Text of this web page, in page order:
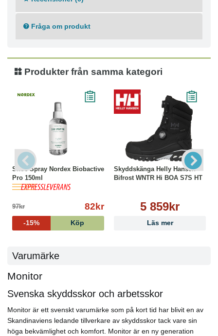
Fråga om produkt
Produkter från samma kategori
Shoe Spray Nordex Biobactive
Pro 150ml
97kr 82kr
-15% Köp
Skyddskänga Helly Hansen
Bifrost WNTR Hi BOA S7S HT
5 859kr
Läs mer
Varumärke
Monitor
Svenska skyddsskor och arbetsskor
Monitor är ett svenskt varumärke som på kort tid har blivit en av
Skandinaviens ledande tillverkare av skyddsskor tack vare sin
höga bekvämlighet och komfort. Monitor är en ny generation